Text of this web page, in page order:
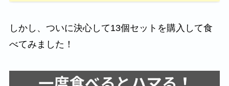
しかし、ついに決心して13個セットを購入して食
べてみました！